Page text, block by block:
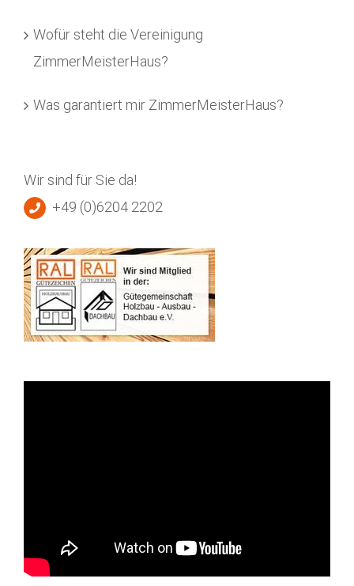
Wofür steht die Vereinigung
ZimmerMeisterHaus?
Was garantiert mir ZimmerMeisterHaus?
Wir sind für Sie da!
+49 (0)6204 2202